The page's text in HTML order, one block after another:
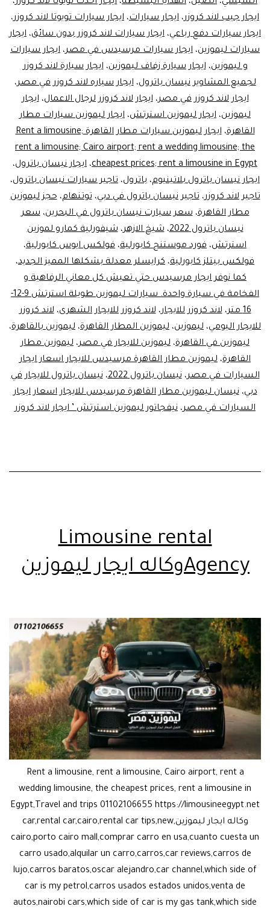
ايجار جيب لاند كروزر، ايجار سيارات، ايجار سيارات تويوتا لاند كروزر،
ايجار سيارات دفع رباعي، ايجار سيارات لاند كروزر بدون سائق، ايجار
سيارات ليموزين، ايجار سيارات مرسيدس في مصر، ايجار سيارات
و ليموزين،ايجار سيارة زفاف ليموزين،ايجار سيارة لاند كروزر
لجميع المشاوير نيسان باترول،ايجار سياره لاند كروزر في مصر،
ايجار لاند كروزر في مصر،ايجار لاند كروزر لرجال الاعمال،ايجار
ليموزين، ايجار ليموزين استرتش، ايجار ليموزين سيارات مطار
القاهرة،
ايجار ليموزين سيارات مطار القاهرة Rent a limousine;
rent a limousine; Cairo airport; rent a wedding limousine; the
cheapest prices; rent a limousine in Egypt، ايجار نيسان باترول،
ايجار نيسان باترول بلاتينيوم، باترول، تاجير سيارات نيسان باترول،
تاجير لاند كروزر،تاجير نيسان باترول في دبي،توتنهام،حجز ليموزين
مطار القاهرة،سعر سيارت نيسان باترول في البحرين،سعر
نيسان باترول 2022
،شيخ الازهر،شيفورلية كمارو لموزين
استرتش، فورد موستنج كابورلية، فولكس ايوس كابورلية،
فولكس بيتلز كابورلية، كرايسلر معدلة بشكلها المميز الجديد،
كما نوفر ايجار مرسيدس حتي تعيش كل معاني الرفاهية و
الفخامة في سيارة واحدة. سيارات ليموزين طويلة استرتش 9-12-
16 متر
،لاند كروزر للايجار،لاند كروزر للايجار الشهرى،لاند كروزر
للايجار اليومي، ليموزين، ليموزين المطار القاهرة، ليموزين بالقاهرة،
ليموزين في القاهرة، ليموزين للايجار في مصر، ليموزين مطار
القاهرة، ليموزين مطار القاهرة مرسيدس للايجار اسعار ايجار
السيارات في مصر،نيسان باترول 2022 ،نيسان باترول للايجار في
دبي،نيسان ليموزين مطار القاهرة مرسيدس للايجار اسعار ايجار
السيارات في مصر، نيفجاتور ليموزين استرتش ’ ايجار لاند كروزر
Limousine rental
Agencyوكاله ايجار ليموزين
Rent a limousine, rent a limousine, Cairo airport, rent a
wedding limousine, the cheapest prices, rent a limousine in
Egypt,Travel and trips 01102106655 https://limousineegypt.net
وكاله ايجار ليموزين,car,rental car,cairo,rental car tips,new
cairo,porto cairo mall,comprar carro en usa,cuanto cuesta un
carro usado,alquilar un carro,carros,car reviews,carros de
lujo,carros baratos,oscar alejandro,car channel,which side of
car is my petrol,carros usados estados unidos,venta de
autos,nairobi cars,which side of car is my gas tank,which side